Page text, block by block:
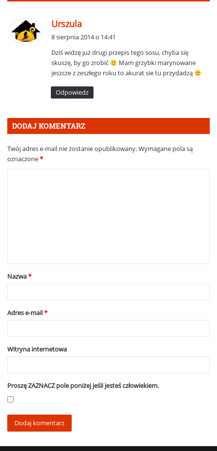
Urszula
z
e
:
8 sierpnia 2014 o 14:41
Dziś widzę już drugi przepis tego sosu, chyba się
skuszę, by go zrobić
Mam grzybki marynowane
jeszcze z zeszłego roku to akurat sie tu przydadzą
Odpowiedz
DODAJ KOMENTARZ
Twój adres e-mail nie zostanie opublikowany.Wymagane pola są
oznaczone*
a
rNazwa*
Adres e-mail*
Witryna internetowa
Proszę ZAZNACZ pole poniżej jeśli jesteś człowiekiem.